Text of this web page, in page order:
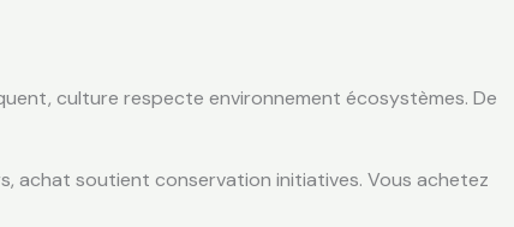
culture respecte environnement écosystèmes. De
achat soutient conservation initiatives. Vous achetez